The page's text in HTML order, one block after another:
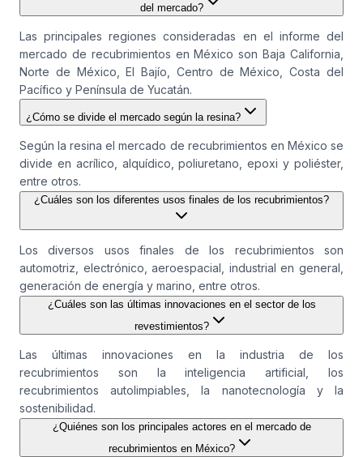
del mercado?
Las principales regiones consideradas en el informe del
mercado de recubrimientos en México son Baja California,
Norte de México, El Bajío, Centro de México, Costa del
Pacífico y Península de Yucatán.
¿Cómo se divide el mercado según la resina?
Según la resina el mercado de recubrimientos en México se
divide en acrílico, alquídico, poliuretano, epoxi y poliéster,
entre otros.
¿Cuáles son los diferentes usos finales de los recubrimientos?
Los diversos usos finales de los recubrimientos son
automotriz, electrónico, aeroespacial, industrial en general,
generación de energía y marino, entre otros.
¿Cuáles son las últimas innovaciones en el sector de los
revestimientos?
Las últimas innovaciones en la industria de los
recubrimientos son la inteligencia artificial, los
recubrimientos autolimpiables, la nanotecnología y la
sostenibilidad.
¿Quiénes son los principales actores en el mercado de
recubrimientos en México?